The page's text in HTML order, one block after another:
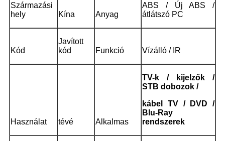
Származási
hely
Kína Anyag
ABS / Új ABS /
átlátszó PC
Kód
Javított
kód
Funkció Vízálló / IR
Használat tévé Alkalmas
TV-k / kijelzők /
STB dobozok /
kábel TV / DVD /
Blu-Ray
rendszerek